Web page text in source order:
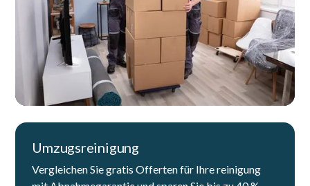
Umzugsreinigung
Vergleichen Sie gratis Offerten für Ihre reinigung